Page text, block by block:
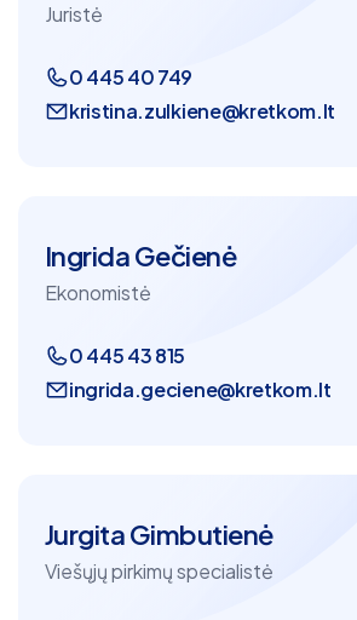
Juristė
0 445 40 749
kristina.zulkiene@kretkom.lt
Ingrida Gečienė
Ekonomistė
0 445 43 815
ingrida.geciene@kretkom.lt
Jurgita Gimbutienė
Viešųjų pirkimų specialistė